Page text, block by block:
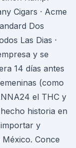
Cigars · Acme
Dos
Las Dias ·
y se
14 días antes
(como
el THC y
historia en
y
Conce